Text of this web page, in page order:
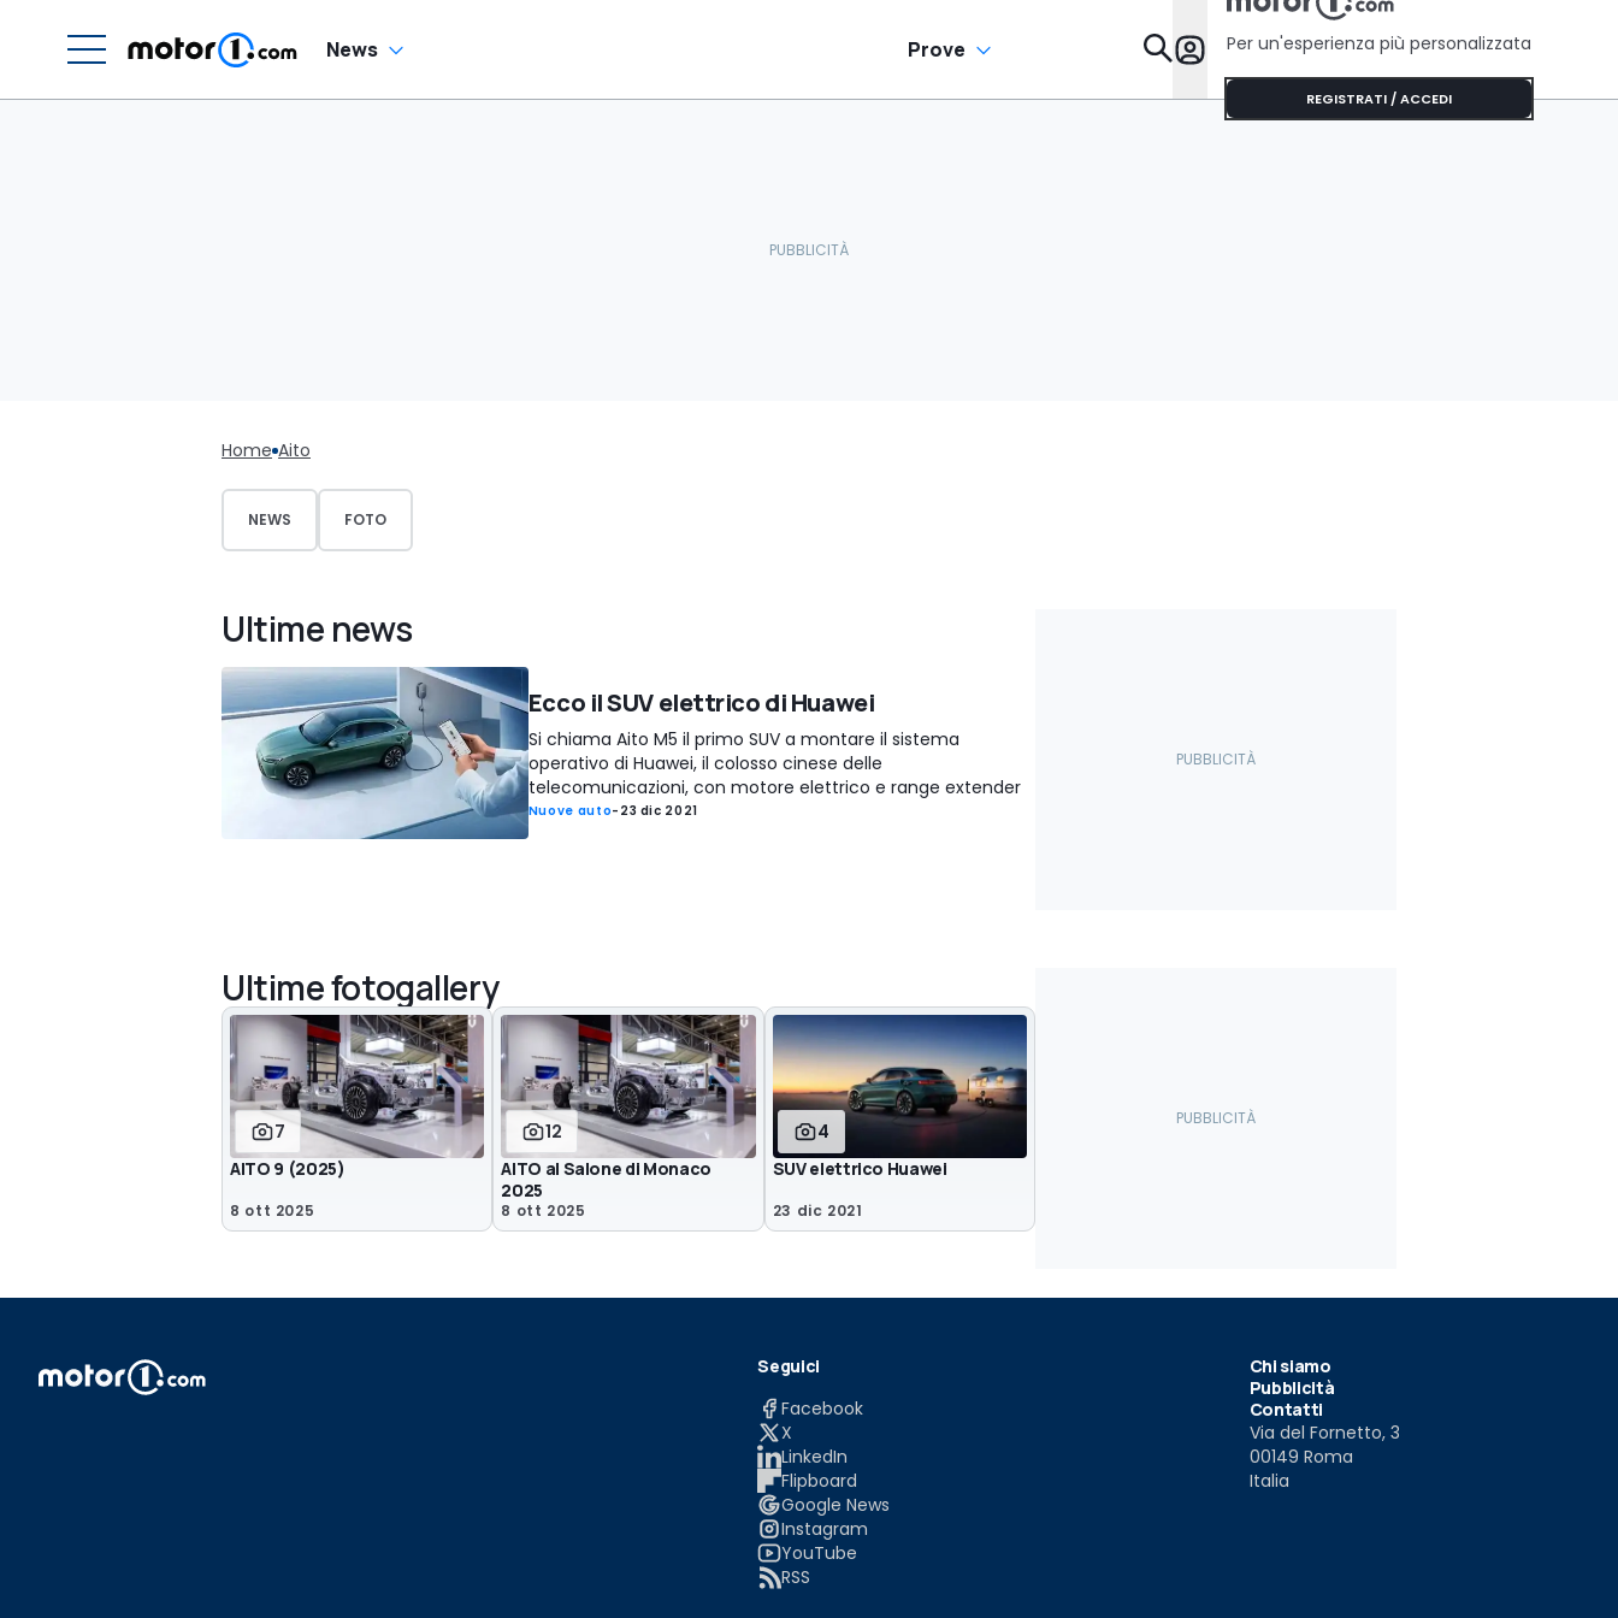
News Prove Da Sapere
Per un'esperienza più personalizzata
REGISTRATI / ACCEDI
Home Aito
NEWS FOTO
Ultime news
Ecco il SUV elettrico di Huawei
Si chiama Aito M5 il primo SUV a montare il sistema
operativo di Huawei, il colosso cinese delle
telecomunicazioni, con motore elettrico e range extender
Nuove auto- 23 dic 2021
Ultime fotogallery
7
AITO 9 (2025)
8 ott 2025
12
AITO al Salone di Monaco
2025
8 ott 2025
4
SUV elettrico Huawei
23 dic 2021
Seguici
Facebook
X
LinkedIn
Flipboard
Google News
Instagram
YouTube
RSS
Chi siamo
Pubblicità
Contatti
Via del Fornetto, 3
00149 Roma
Italia